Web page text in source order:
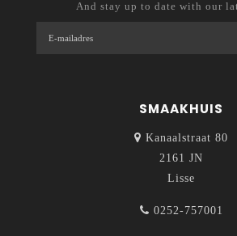
And stay up to date with our
SMAAKHUIS
Kanaalstraat 80
2161 JN
Lisse
0252-757001